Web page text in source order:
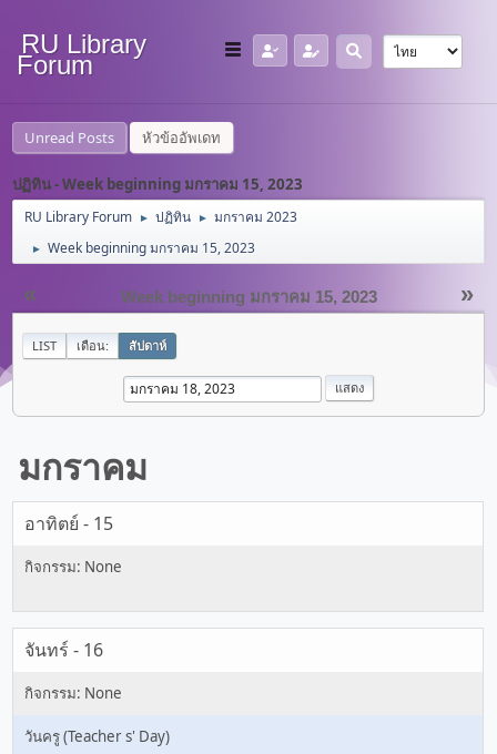
RU Library
Forum
Unread Posts หัวข้ออัพเดท
ปฏิทิน - Week beginning มกราคม 15, 2023
RU Library Forum ► ปฏิทิน ► มกราคม 2023
► Week beginning มกราคม 15, 2023
« »
Week beginning มกราคม 15, 2023
LIST เดือน: สัปดาห์
มกราคม
อาทิตย์ - 15
จันทร์ - 16
วันครู (Teacher s' Day)